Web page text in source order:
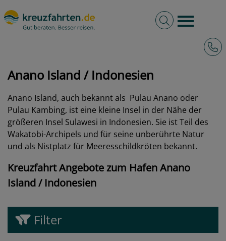
Burger
Volltextsuche
Anano Island / Indonesien
Anano Island, auch bekannt als Pulau Anano oder
Pulau Kambing, ist eine kleine Insel in der Nähe der
größeren Insel Sulawesi in Indonesien. Sie ist Teil des
Wakatobi-Archipels und für seine unberührte Natur
und als Nistplatz für Meeresschildkröten bekannt.
Kreuzfahrt Angebote zum Hafen Anano
Island / Indonesien
Filter